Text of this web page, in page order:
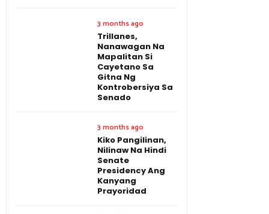
3 months ago
Trillanes,
Nanawagan Na
Mapalitan Si
Cayetano Sa
Gitna Ng
Kontrobersiya Sa
Senado
3 months ago
Kiko Pangilinan,
Nilinaw Na Hindi
Senate
Presidency Ang
Kanyang
Prayoridad